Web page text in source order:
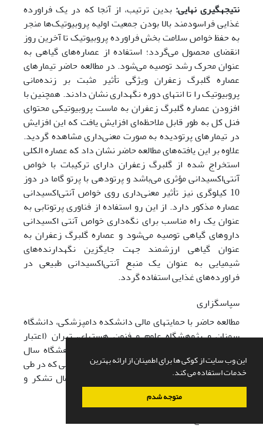
این وب سایت از کوکی ها برای اطمینان از ارائه بهترین
خدمات استفاده می کند.
متوجه شدم
نتیجه­گیری نهایی: بدین ترتیب، از آنجا که در یک فراورده
غذایی فراسودمند بالا بودن جمعیت اولیه پروبیوتیک‌ها منجر
به حفظ خواص سلامت بخش فراورده پروبیوتیک تا آخرین روز
انقضای محصول می‌گردد؛ استفاده از عصاره‌های گیاهی به
عنوان محرک رشد توصیه می‌شود. در مطالعه حاضر تیمارهای
عصاره گلبرگ زعفران ویژگی تأثیر مثبت بر زنده‌مانی
پروبیوتیک را تا انتهای دوره نگهداری نشان دادند. همچنین با
افزودن عصاره گلبرگ زعفران به ماست پروبیوتیکی محتوای
فنل کل به طور قابل ملاحظه‌ای افزایش یافت که این افزایش
در تیمارهای پرتودیده به صورت معنی‌داری مشاهده گردید.
علاوه بر این یافته‌های مطالعه حاضر نشان داد که عصاره الکلی
استخراج شده از گلبرگ زعفران دارای ترکیبات با خواص
آنتی‌اکسیدانی مؤثری می‌باشد و پرتودهی با پرتو گاما در دوز
10 کیلوگری نیز تأثیر معنی‌داری روی خواص آنتی‌اکسیدانی
عصاره مذکور دارد. از این رو استفاده از فناوری پرتوتابی به
عنوان یک راه مناسب برای نگه‌داری خواص آنتی اکسیدانی
داروهای گیاهی توصیه می‌شود و عصاره گلبرگ زعفران به
عنوان گیاهی ارزشمند جهت جایگزین نگهدارنده‌های
شیمیایی به عنوان یک منبع آنتی‌اکسیدانی طبیعی در
فراورده‌های غذایی استفاده گردد.
سپاسگزاری
مطالعه حاضر با حمایت­های مالی دانشکده دامپزشکی، دانشگاه
سمنان و پژوهشگاه علوم و فنون هسته­ای، تهران (اﻋﺘﺒﺎر
وﯾﮋه ﭘﮋوﻫﺸﯽ (ﮔﺮﻧﺖ) اعضای هیات علمی پژوهشگاه سال
1400) انجام شده است. نویسندگان از تمام عزیزانی که در طی
مطالعه و نگارش این مقاله یاریگرمان بودند کمال تشکر و
قدردانی را دارند.